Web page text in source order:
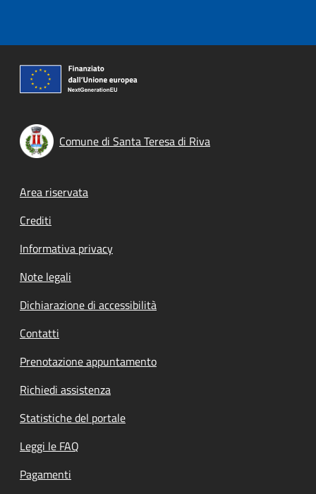
Comune di Santa Teresa di Riva
Footer menu
Area riservata
Crediti
Informativa privacy
Note legali
Dichiarazione di accessibilità
Contatti
Prenotazione appuntamento
Richiedi assistenza
Statistiche del portale
Leggi le FAQ
Pagamenti